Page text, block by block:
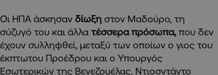
Οι ΗΠΑ άσκησαν δίωξη στον Μαδούρο, τη
σύζυγό του και άλλα τέσσερα πρόσωπα, που δεν
έχουν συλληφθεί, μεταξύ των οποίων ο γιος του
έκπτωτου Προέδρου και ο Υπουργός
Εσωτερικών της Βενεζουέλας, Ντιοσντάντο